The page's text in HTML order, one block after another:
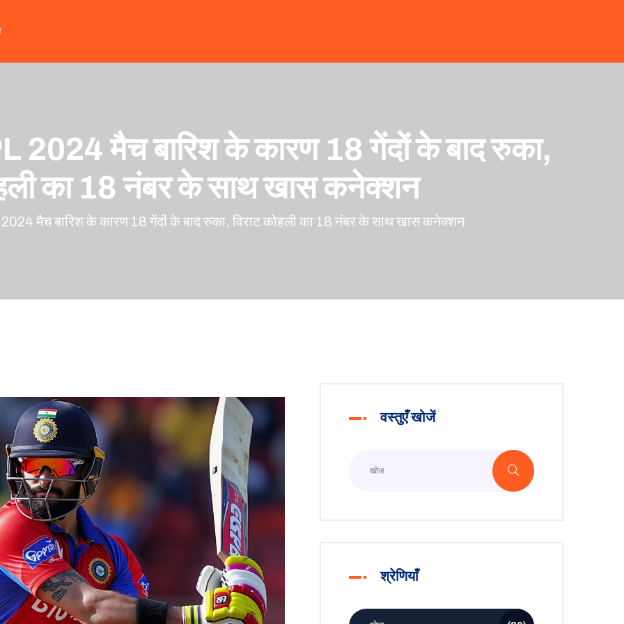
2024 मैच बारिश के कारण 18 गेंदों के बाद रुका,
का 18 नंबर के साथ खास कनेक्शन
मैच बारिश के कारण 18 गेंदों के बाद रुका, विराट कोहली का 18 नंबर के साथ खास कनेक्शन
वस्तुएँ खोजें
श्रेणियाँ